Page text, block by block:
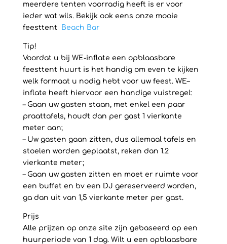
meerdere tenten voorradig heeft is er voor
ieder wat wils. Bekijk ook eens onze mooie
feesttent
Beach Bar
Tip!
Voordat u bij WE-inflate een opblaasbare
feesttent huurt is het handig om even te kijken
welk formaat u nodig hebt voor uw feest. WE–
inflate heeft hiervoor een handige vuistregel:
– Gaan uw gasten staan, met enkel een paar
praattafels, houdt dan per gast 1 vierkante
meter aan;
– Uw gasten gaan zitten, dus allemaal tafels en
stoelen worden geplaatst, reken dan 1.2
vierkante meter;
– Gaan uw gasten zitten en moet er ruimte voor
een buffet en bv een DJ gereserveerd worden,
ga dan uit van 1,5 vierkante meter per gast.
Prijs
Alle prijzen op onze site zijn gebaseerd op een
huurperiode van 1 dag. Wilt u een opblaasbare